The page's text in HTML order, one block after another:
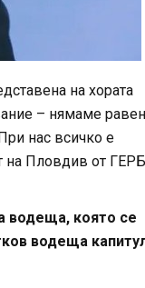
на хората
– нямаме
нас всичко е
на Пловдив от ГЕРБ
водеща, която се
водеща